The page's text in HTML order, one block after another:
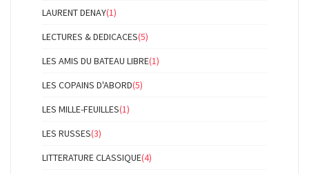
LAURENT DENAY(1)
LECTURES & DEDICACES(5)
LES AMIS DU BATEAU LIBRE(1)
LES COPAINS D'ABORD(5)
LES MILLE-FEUILLES(1)
LES RUSSES(3)
LITTERATURE CLASSIQUE(4)